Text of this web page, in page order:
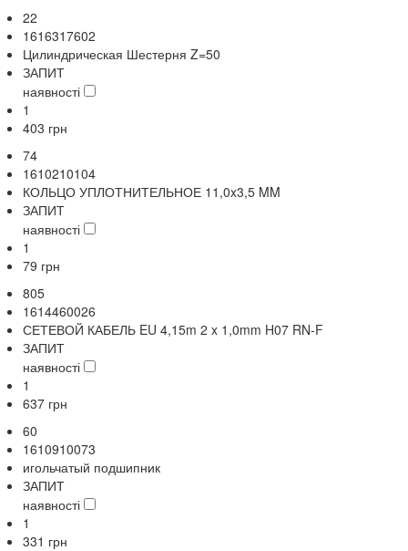
22
1616317602
Цилиндрическая Шестерня Z=50
ЗАПИТ
наявності
1
403 грн
74
1610210104
КОЛЬЦО УПЛОТНИТЕЛЬНОЕ 11,0x3,5 MM
ЗАПИТ
наявності
1
79 грн
805
1614460026
СЕТЕВОЙ КАБЕЛЬ EU 4,15m 2 x 1,0mm H07 RN-F
ЗАПИТ
наявності
1
637 грн
60
1610910073
игольчатый подшипник
ЗАПИТ
наявності
1
331 грн